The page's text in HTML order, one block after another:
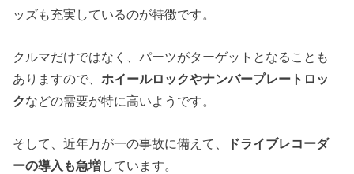
ッズも充実しているのが特徴です。
クルマだけではなく、パーツがターゲットとなることも
ありますので、ホイールロックやナンバープレートロッ
クなどの需要が特に高いようです。
そして、近年万が一の事故に備えて、
ドライブレコーダ
ーの導入も急増しています。